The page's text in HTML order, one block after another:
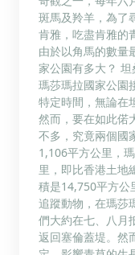
斑馬及羚羊，為了
肯雅，吃盡肯雅的
由於以角馬的數量
家公園有多大？
瑪莎瑪拉國家公園
特定時間，無論在
然而，要在如此偌
不多，究竟兩個國
1,106平方公里，
里，即比香港土地
積是14,750平方公
追蹤動物，在瑪莎
們大約在七、八月
返回塞倫蓋堤。然